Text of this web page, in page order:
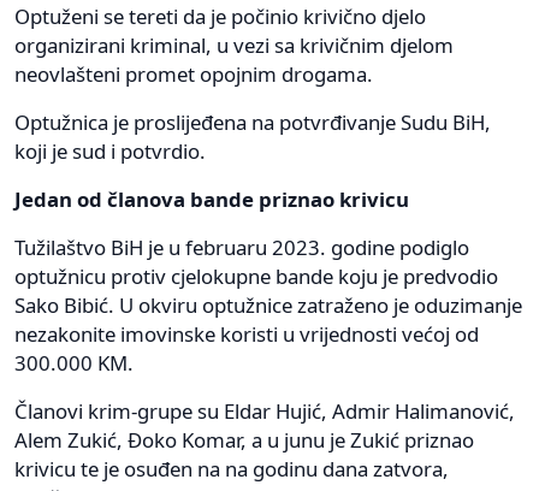
Optuženi se tereti da je počinio krivično djelo
organizirani kriminal, u vezi sa krivičnim djelom
neovlašteni promet opojnim drogama.
Optužnica je proslijeđena na potvrđivanje Sudu BiH,
koji je sud i potvrdio.
Jedan od članova bande priznao krivicu
Tužilaštvo BiH je u februaru 2023. godine podiglo
optužnicu protiv cjelokupne bande koju je predvodio
Sako Bibić. U okviru optužnice zatraženo je oduzimanje
nezakonite imovinske koristi u vrijednosti većoj od
300.000 KM.
Članovi krim-grupe su Eldar Hujić, Admir Halimanović,
Alem Zukić, Đoko Komar, a u junu je Zukić priznao
krivicu te je osuđen na na godinu dana zatvora,